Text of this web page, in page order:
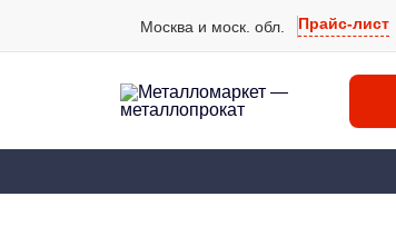
Москва и моск. обл. Прайс-лист